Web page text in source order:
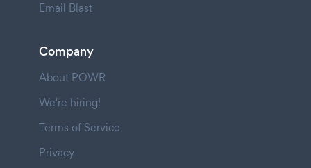
Email Blast
Company
About POWR
We're hiring!
Terms of Service
Privacy